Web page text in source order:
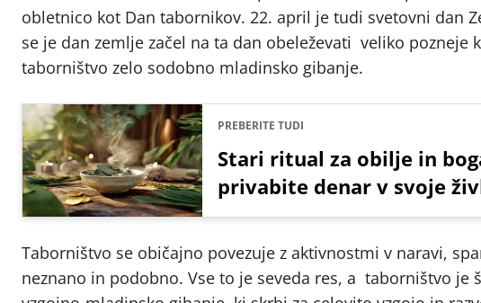
obletnico kot Dan tabornikov. 22. april je tudi svetovni dan
se je dan zemlje začel na ta dan obeleževati veliko
taborništvo zelo sodobno mladinsko gibanje.
PREBERITE TUDI
Stari ritual za obilje in
privabite denar v svoje
Taborništvo se običajno povezuje z aktivnostmi v naravi,
neznano in podobno. Vse to je seveda res, a taborništvo